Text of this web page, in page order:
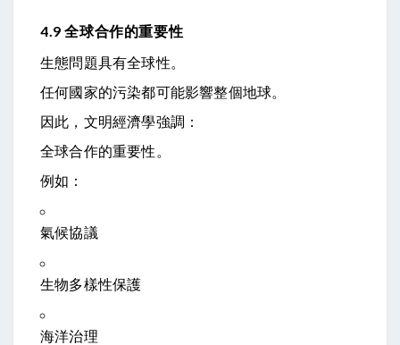
4.9 全球合作的重要性
生態問題具有全球性。
任何國家的污染都可能影響整個地球。
因此，文明經濟學強調：
全球合作的重要性。
例如：
氣候協議
生物多樣性保護
海洋治理